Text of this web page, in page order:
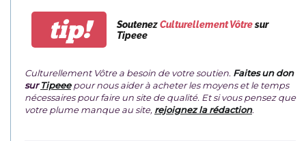
tip! SoutenezCulturellement Vôtresur
Tipeee
Culturellement Vôtre a besoin de votre soutien. Faites un don
surTipeeepour nous aider à acheter les moyens et le temps
nécessaires pour faire un site de qualité. Et si vous pensez que
votre plume manque au site, rejoignez la rédaction.